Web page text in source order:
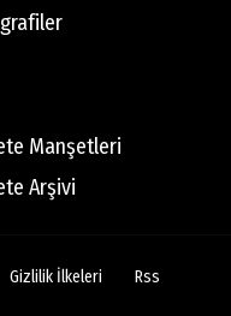
Manşetleri
Arşivi
Gizlilik İlkeleri Rss